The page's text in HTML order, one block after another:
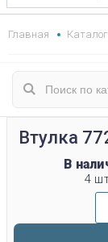
Главная Каталог
Втулка
В
4